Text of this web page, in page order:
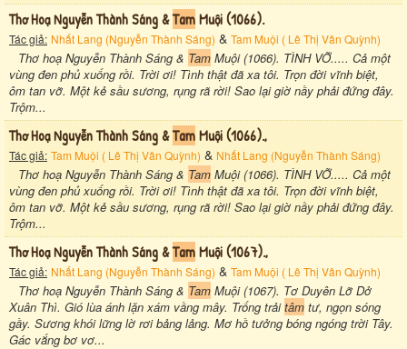
Thơ Hoạ Nguyễn Thành Sáng &TamMuội (1066).
Tác giả: Nhất Lang (Nguyễn Thành Sáng) & Tam Muội ( Lê Thị Vân Quỳnh)
Thơ hoạ Nguyễn Thành Sáng & Tam Muội (1066). TÌNH VỠ..... Cả một
vùng đen phủ xuống rồi. Trời ơi! Tình thật đã xa tôi. Trọn đời vĩnh biệt,
ôm tan vỡ. Một kẻ sầu sương, rụng rã rời! Sao lại giờ nầy phải đứng đây.
Trộm...
Thơ Hoạ Nguyễn Thành Sáng &TamMuội (1066).,
Tác giả: Tam Muội ( Lê Thị Vân Quỳnh) & Nhất Lang (Nguyễn Thành Sáng)
Thơ hoạ Nguyễn Thành Sáng & Tam Muội (1066). TÌNH VỠ..... Cả một
vùng đen phủ xuống rồi. Trời ơi! Tình thật đã xa tôi. Trọn đời vĩnh biệt,
ôm tan vỡ. Một kẻ sầu sương, rụng rã rời! Sao lại giờ nầy phải đứng đây.
Trộm...
Thơ Hoạ Nguyễn Thành Sáng &TamMuội (1067).,
Tác giả: Nhất Lang (Nguyễn Thành Sáng) & Tam Muội ( Lê Thị Vân Quỳnh)
Thơ hoạ Nguyễn Thành Sáng & Tam Muội (1067). Tơ Duyên Lỡ Dở
Xuân Thì. Gió lùa ánh lặn xám vầng mây. Trống trảitâm tư, ngọn sóng
gầy. Sương khói lững lờ rơi bảng lảng. Mơ hồ tưởng bóng ngóng trời Tây.
Gác vắng bơ vơ...